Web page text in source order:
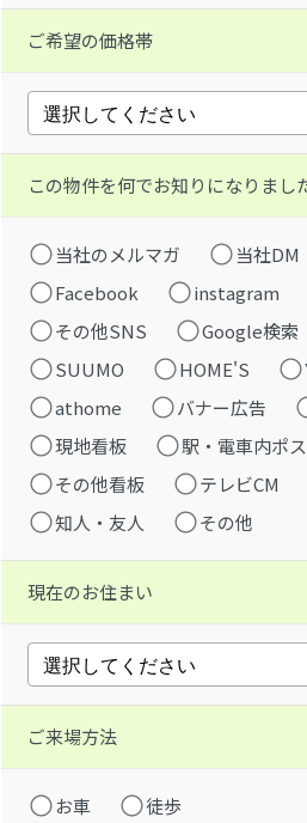
ご希望の価格帯
この物件を何でお知りになりまし
当社のメルマガ 当社DM
Facebook
instagram
その他SNS
Google検索
SUUMO
HOME'S
athome
バナー広告
現地看板
駅・電車内ポ
その他看板
テレビCM
知人・友人
その他
現在のお住まい
ご来場方法
お車 徒歩